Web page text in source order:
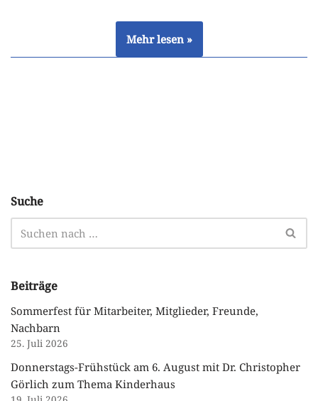
Mehr lesen »
Suche
Beiträge
Sommerfest für Mitarbeiter, Mitglieder, Freunde,
Nachbarn
25. Juli 2026
Donnerstags-Frühstück am 6. August mit Dr. Christopher
Görlich zum Thema Kinderhaus